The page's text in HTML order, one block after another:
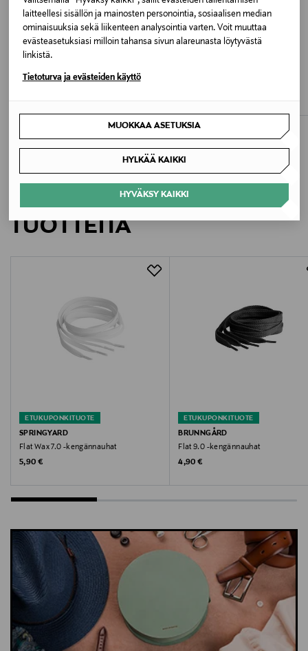
laitteellesi sisällön ja mainosten personointia, sosiaalisen median
ominaisuuksia sekä liikenteen analysointia varten. Voit muuttaa
evästeasetuksiasi milloin tahansa sivun alareunasta löytyvästä
linkistä.
Tietoturva ja evästeiden käyttö
MUOKKAA ASETUKSIA
HYLKÄÄ KAIKKI
HYVÄKSY KAIKKI
Valmistajan tuotenumero
46189
Valmistaja
Falke KGaA, Gieseler Straße 7, 57334 Bad Laasphe,
customercare@falke.com
ALE –43%
FALKE
LISÄÄ KIINNOSTAVIA
TUOTTEITA
ETUKUPONKITUOTE
SPRINGYARD
Flat Wax 7.0 -kengännauhat
Original Price
5,90 €
ETUKUPONKITUOTE
BRUNNGÅRD
Flat 9.0 -kengännauhat
Original Price
4,90 €